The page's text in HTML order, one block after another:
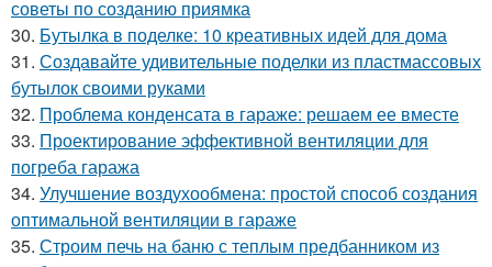
советы по созданию приямка
30. Бутылка в поделке: 10 креативных идей для дома
31. Создавайте удивительные поделки из пластмассовых
бутылок своими руками
32. Проблема конденсата в гараже: решаем ее вместе
33. Проектирование эффективной вентиляции для
погреба гаража
34. Улучшение воздухообмена: простой способ создания
оптимальной вентиляции в гараже
35. Строим печь на баню с теплым предбанником из